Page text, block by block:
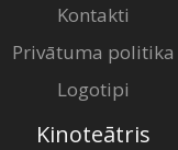
Kontakti
Privātuma politika
Logotipi
Kinoteātris